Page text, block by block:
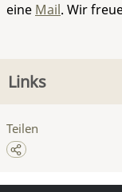
eine Mail. Wir
Links
Teilen